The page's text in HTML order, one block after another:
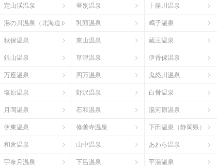
定山渓温泉 登別温泉 十勝川温泉
湯の川温泉（北海道） 乳頭温泉 鳴子温泉
秋保温泉 東山温泉 蔵王温泉
銀山温泉 草津温泉 伊香保温泉
万座温泉 四万温泉 鬼怒川温泉
塩原温泉 野沢温泉 白骨温泉
月岡温泉 石和温泉 湯河原温泉
伊東温泉 修善寺温泉 下田温泉（静岡県）
和倉温泉 山中温泉 あわら温泉
宇奈月温泉 下呂温泉 平湯温泉